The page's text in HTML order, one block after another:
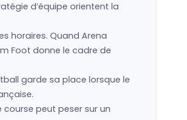
d’équipe orientent la
horaires. Quand Arena
Foot donne le cadre de
garde sa place lorsque le
course peut peser sur un